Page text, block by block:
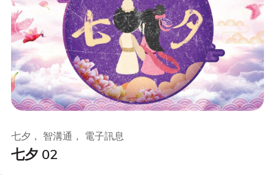
七夕 02
七夕， 智溝通， 電子訊息